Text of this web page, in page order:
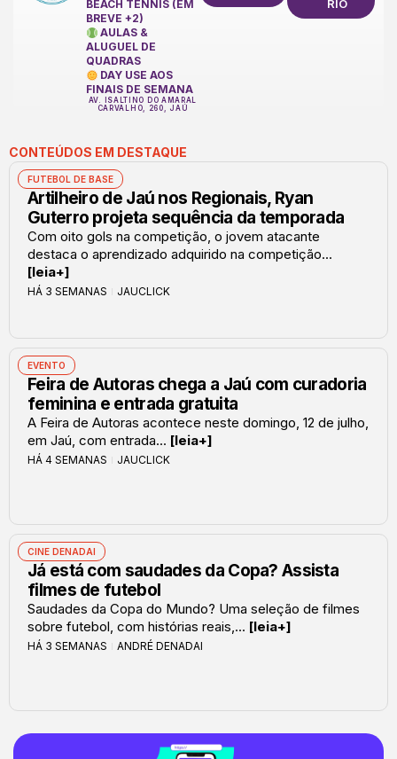
BEACH TENNIS (EM
BREVE +2)
AULAS &
ALUGUEL DE
QUADRAS
DAY USE AOS
FINAIS DE SEMANA
AV. ISALTINO DO AMARAL
CARVALHO, 260, JAÚ
RIO
CONTEÚDOS EM DESTAQUE
FUTEBOL DE BASE
Artilheiro de Jaú nos Regionais, Ryan
Guterro projeta sequência da temporada
Com oito gols na competição, o jovem atacante
destaca o aprendizado adquirido na competição...
[leia+]
HÁ 3 SEMANAS JAUCLICK
EVENTO
Feira de Autoras chega a Jaú com curadoria
feminina e entrada gratuita
A Feira de Autoras acontece neste domingo, 12 de julho,
em Jaú, com entrada... [leia+]
HÁ 4 SEMANAS JAUCLICK
CINE DENADAI
Já está com saudades da Copa? Assista
filmes de futebol
Saudades da Copa do Mundo? Uma seleção de filmes
sobre futebol, com histórias reais,... [leia+]
HÁ 3 SEMANAS ANDRÉ DENADAI